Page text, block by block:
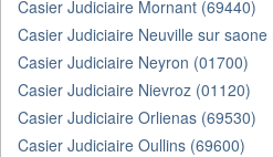
Casier Judiciaire Mornant (69440)
Casier Judiciaire Neuville sur saone
Casier Judiciaire Neyron (01700)
Casier Judiciaire Nievroz (01120)
Casier Judiciaire Orlienas (69530)
Casier Judiciaire Oullins (69600)